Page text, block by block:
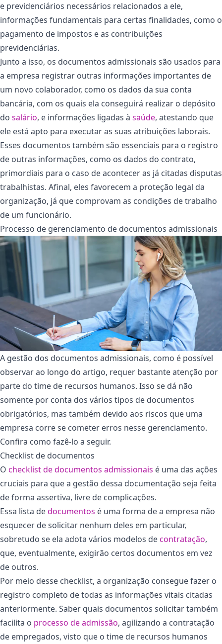
e previdenciários necessários relacionados a ele,
informações fundamentais para certas finalidades, como o
pagamento de impostos e as contribuições
previdenciárias.
Junto a isso, os documentos admissionais são usados para
a empresa registrar outras informações importantes de
um novo colaborador, como os dados da sua conta
bancária, com os quais ela conseguirá realizar o depósito
do salário, e informações ligadas à saúde, atestando que
ele está apto para executar as suas atribuições laborais.
Esses documentos também são essenciais para o registro
de outras informações, como os dados do contrato,
primordiais para o caso de acontecer as já citadas disputas
trabalhistas. Afinal, eles favorecem a proteção legal da
organização, já que comprovam as condições de trabalho
de um funcionário.
Processo de gerenciamento de documentos admissionais
A gestão dos documentos admissionais, como é possível
observar ao longo do artigo, requer bastante atenção por
parte do time de recursos humanos. Isso se dá não
somente por conta dos vários tipos de documentos
obrigatórios, mas também devido aos riscos que uma
empresa corre se cometer erros nesse gerenciamento.
Confira como fazê-lo a seguir.
Checklist de documentos
O checklist de documentos admissionais é uma das ações
cruciais para que a gestão dessa documentação seja feita
de forma assertiva, livre de complicações.
Essa lista dedocumentos é uma forma de a empresa não
esquecer de solicitar nenhum deles em particular,
sobretudo se ela adota vários modelos decontratação,
que, eventualmente, exigirão certos documentos em vez
de outros.
Por meio desse checklist, a organização consegue fazer o
registro completo de todas as informações vitais citadas
anteriormente. Saber quais documentos solicitar também
facilita o processo de admissão, agilizando a contratação
de empregados, visto que o time de recursos humanos